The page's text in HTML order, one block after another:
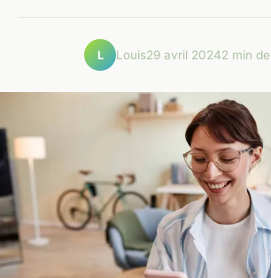
L Louis29 avril 20242 min